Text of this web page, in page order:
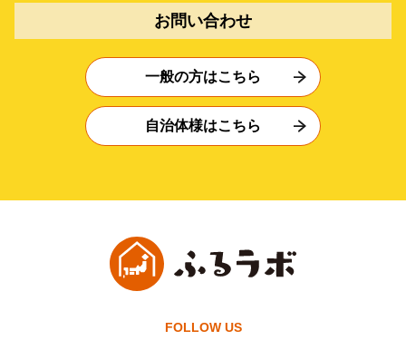
お問い合わせ
一般の方はこちら
自治体様はこちら
FOLLOW US